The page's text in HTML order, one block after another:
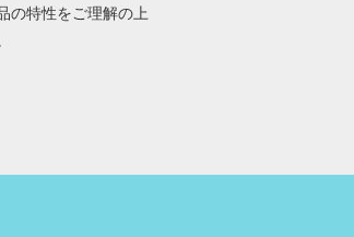
の特性をご理解の上